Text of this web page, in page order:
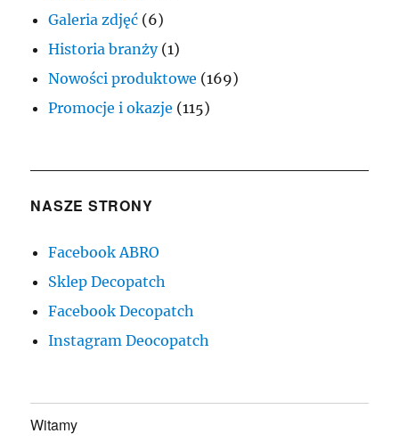
Galeria zdjęć (6)
Historia branży(1)
Nowości produktowe (169)
Promocje i okazje (115)
NASZE STRONY
Facebook ABRO
Sklep Decopatch
Facebook Decopatch
Instagram Deocopatch
Witamy